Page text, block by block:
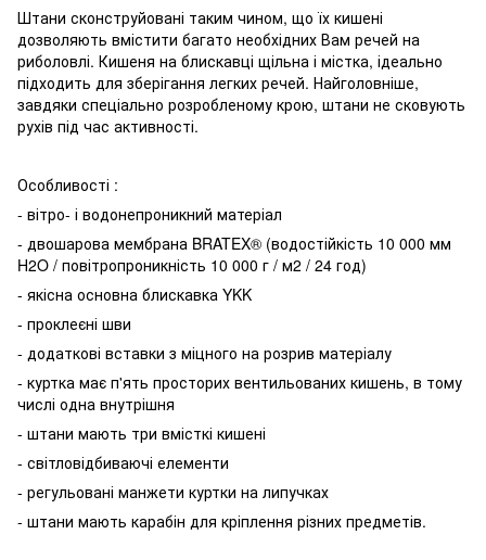
Штани сконструйовані таким чином, що їх кишені
дозволяють вмістити багато необхідних Вам речей на
риболовлі. Кишеня на блискавці щільна і містка, ідеально
підходить для зберігання легких речей. Найголовніше,
завдяки спеціально розробленому крою, штани не сковують
рухів під час активності.
Особливості :
- вітро- і водонепроникний матеріал
- двошарова мембрана BRATEX® (водостійкість 10 000 мм
H2O / повітропроникність 10 000 г / м2 / 24 год)
- якісна основна блискавка YKK
- проклеєні шви
- додаткові вставки з міцного на розрив матеріалу
- куртка має п'ять просторих вентильованих кишень, в тому
числі одна внутрішня
- штани мають три вмісткі кишені
- світловідбиваючі елементи
- регульовані манжети куртки на липучках
- штани мають карабін для кріплення різних предметів.